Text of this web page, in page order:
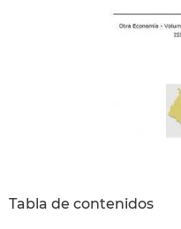
Tabla de contenidos